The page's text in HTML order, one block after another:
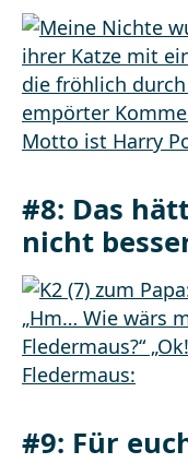
#8: Das
nicht
#9: Für